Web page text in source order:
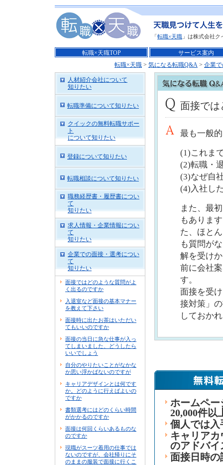
「転職×天職 」は株式会社
転職×天職TOP
サービス案内
転職×天職 > 気になる転職Q&A > 企業
面接で
最も一般
(1)これま
(2)転職・
(3)なぜ自
(4)入社し
また、最
もありま
た、ほと
も質問が
解を受け
前に会社
す。
面接を受
接対策」
しておか
ホームペー
20,000件以
個人では入
キャリア
のアドバイ
面接日時
人材紹介会社について
知りたい
転職準備について知りたい
クイックの無料転職サポー
ト
について知りたい
登録について知りたい
転職相談について知りたい
職務経歴書・履歴書につい
て
知りたい
求人情報・企業情報につい
て
知りたい
企業での面接・選考につい
て
知りたい
面接ではどのような質問がよ
く出るのですか
入退室など面接の基本マナー
を教えて下さい
面接時に出たお茶はいただい
てもいいのですか
面接の当日に急な仕事が入っ
てしまいました、どうしたら
いいでしょう
自分のやりたいことがなかな
か思い浮かばないのですが
キャリアデザインとは何です
か。どのように行えばよいの
ですか
書類選考にはどのくらい時間
がかかるのですか
面接は何回くらいあるものな
のですか
現職がスーツ着用の仕事では
ないのですが、会社帰りにそ
のままの服装で面接に行くこ